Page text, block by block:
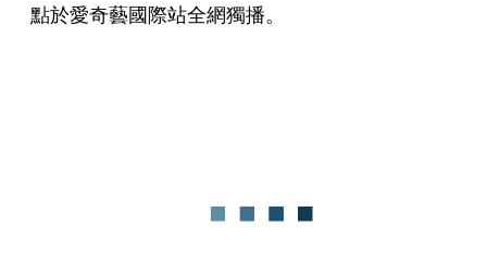
點於愛奇藝國際站全網獨播。